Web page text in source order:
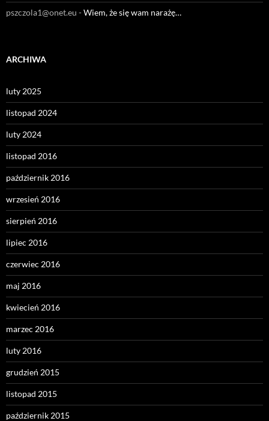
pszczola1@onet.eu -Wiem, że się wam narażę…
ARCHIWA
luty 2025
listopad 2024
luty 2024
listopad 2016
październik 2016
wrzesień 2016
sierpień 2016
lipiec 2016
czerwiec 2016
maj 2016
kwiecień 2016
marzec 2016
luty 2016
grudzień 2015
listopad 2015
październik 2015